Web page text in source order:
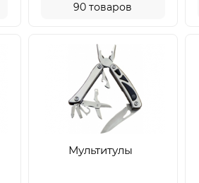
90товаров
Мультитулы